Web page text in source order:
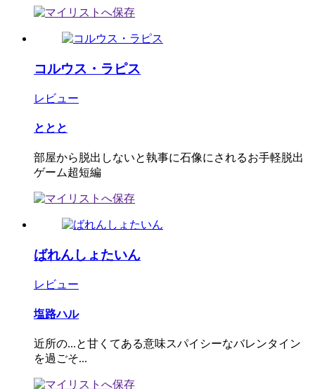
コルウス・ラピス
レビュー
ととと
部屋から脱出しないと執事に石像にされるお手軽脱出
ゲーム超短編
ばれんしょたいん
レビュー
塩路ハル
近所の...と甘くてある意味スパイシーなバレンタイン
を過ごそ...